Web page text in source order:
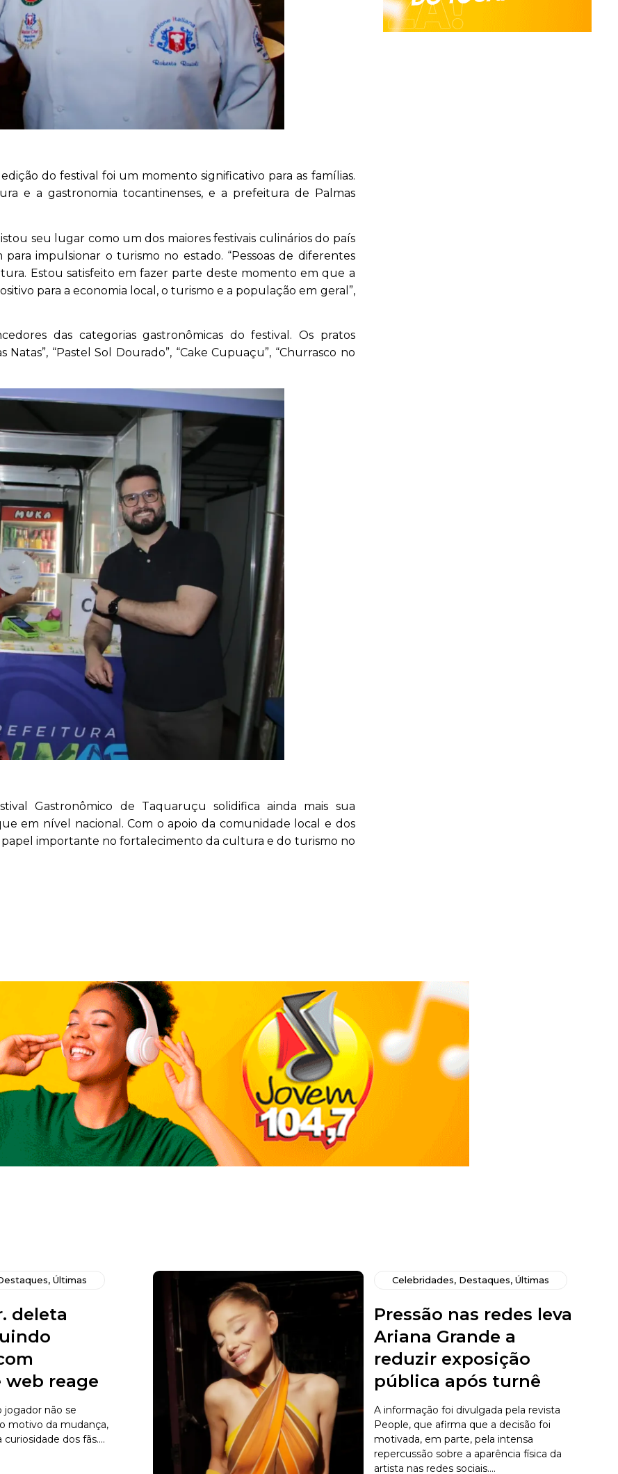
do festival foi um momento significativo para as famílias.
e a gastronomia tocantinenses, e a prefeitura de Palmas
seu lugar como um dos maiores festivais culinários do país
impulsionar o turismo no estado. “Pessoas de diferentes
Estou satisfeito em fazer parte deste momento em que a
para a economia local, o turismo e a população em geral”,
das categorias gastronômicas do festival. Os pratos
“Pastel Sol Dourado”, “Cake Cupuaçu”, “Churrasco no
Gastronômico de Taquaruçu solidifica ainda mais sua
em nível nacional. Com o apoio da comunidade local e dos
importante no fortalecimento da cultura e do turismo no
, Últimas
deleta
reage
não se
motivo da mudança,
dos fãs....
Celebridades, Destaques, Últimas
Pressão nas redes leva
Ariana Grande a
reduzir exposição
pública após turnê
A informação foi divulgada pela revista
People, que afirma que a decisão foi
motivada, em parte, pela intensa
repercussão sobre a aparência física da
artista nas redes sociais....